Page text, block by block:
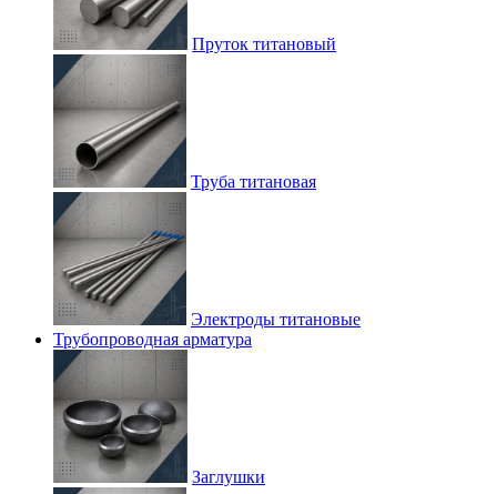
Пруток титановый
Труба титановая
Электроды титановые
Трубопроводная арматура
Заглушки